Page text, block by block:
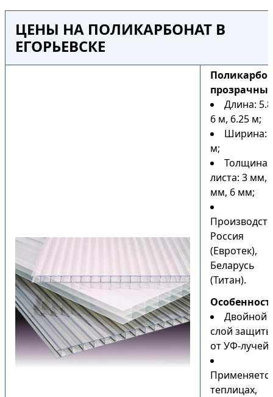
ЦЕНЫ НА ПОЛИКАРБОНАТ В
ЕГОРЬЕВСКЕ
Длина:
6 м, 6.25 м;
Ширина:
м;
Толщина
листа: 3 мм,
мм, 6 мм;
Россия
(Евротек),
Беларусь
(Титан).
Двойной
слой защиты
от УФ-лучей;
теплицах,